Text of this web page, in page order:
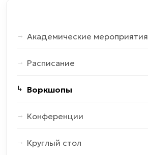
Академические мероприятия
Расписание
Воркшопы
Конференции
Круглый стол